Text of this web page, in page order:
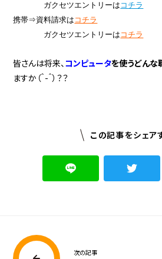
ガクセツエントリーは コチラ
携帯⇒資料請求は コチラ
ガクセツエントリーは コチラ
皆さんは将来、コンピュータを使うどんな
ますか（＾-＾）？？
この記事をシェア
次の記事